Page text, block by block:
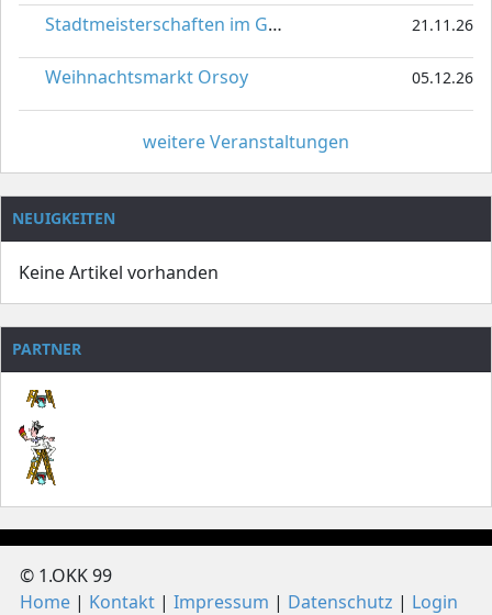
Stadtmeisterschaften im Gardetanz 21.11.26
Weihnachtsmarkt Orsoy 05.12.26
weitere Veranstaltungen
NEUIGKEITEN
Keine Artikel vorhanden
PARTNER
© 1.OKK 99
Home
Kontakt Impressum Datenschutz Login